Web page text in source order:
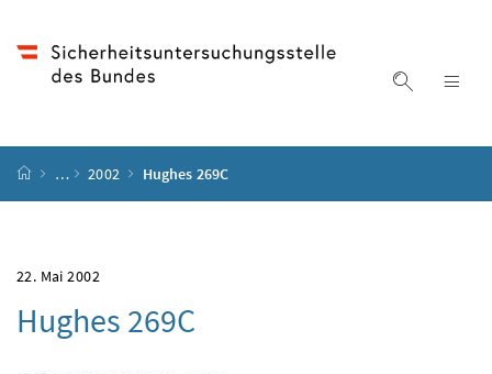
Suche
Startseite
… 2002 Hughes 269C
22. Mai 2002
Hughes 269C